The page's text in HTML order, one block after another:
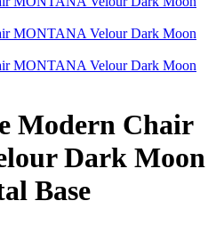
Modern Chair
Dark Moon
Base